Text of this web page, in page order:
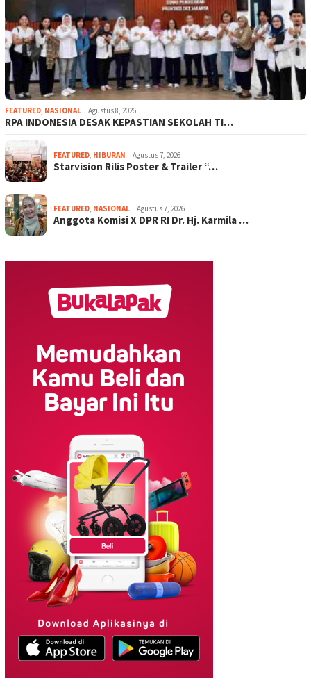
FEATURED, NASIONAL Agustus 8, 2026
RPA INDONESIA DESAK KEPASTIAN SEKOLAH TI…
FEATURED, HIBURAN Agustus 7, 2026
Starvision Rilis Poster & Trailer “…
FEATURED, NASIONAL Agustus 7, 2026
Anggota Komisi X DPR RI Dr. Hj. Karmila …